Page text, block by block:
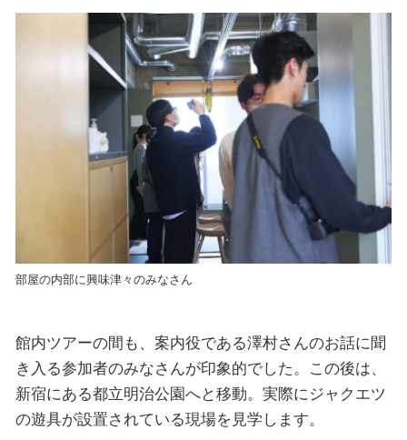
部屋の内部に興味津々のみなさん
館内ツアーの間も、案内役である澤村さんのお話に聞
き入る参加者のみなさんが印象的でした。この後は、
新宿にある都立明治公園へと移動。実際にジャクエツ
の遊具が設置されている現場を見学します。